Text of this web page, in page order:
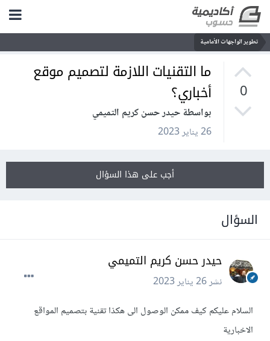
تطوير الواجهات الأمامية
0
ما التقنيات اللازمة لتصميم موقع
أخباري؟
بواسطة حيدر حسن كريم التميمي
26 يناير 2023
أجب على هذا السؤال
السؤال
حيدر حسن كريم التميمي
نشر26 يناير 2023
السلام عليكم كيف ممكن الوصول الى هكذا تقنية بتصميم المواقع
الاخبارية